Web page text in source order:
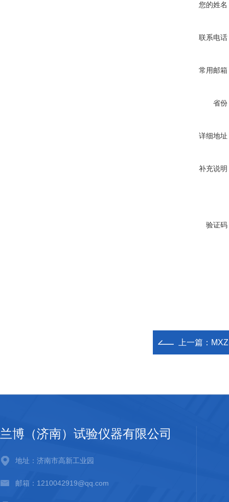
您的姓名
联系电话
常用邮箱
省份
详细地址
补充说明
验证码
上一篇：
兰博（济南）试验仪器有限公司
地址：济南市高新工业园
邮箱：1210042919@qq.com